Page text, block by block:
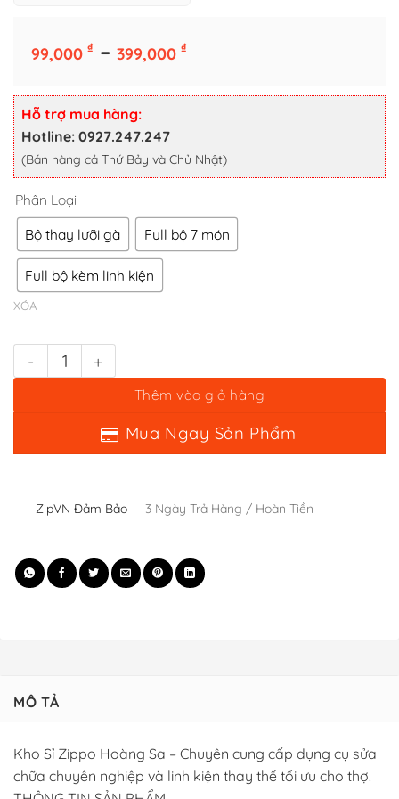
99,000 ₫ – 399,000 ₫Khoảng
từ
399,000 ₫
Hỗ trợ mua hàng:
Hotline: 0927.247.247
(Bán hàng cả Thứ Bảy và Chủ Nhật)
Bộ thay lưỡi gà Full bộ 7 món
Full bộ kèm linh kiện
XÓA
FULL BỘ DỤNG CỤ SỬA CHỮA, THAY LINH KIỆN RUỘT ZIPPO số
Mua Ngay Sản Phẩm
ZipVN Đảm Bảo 3 Ngày Trả Hàng / Hoàn Tiền
MÔ TẢ
Kho Sỉ Zippo Hoàng Sa – Chuyên cung cấp dụng cụ sửa
chữa chuyên nghiệp và linh kiện thay thế tối ưu cho thợ.